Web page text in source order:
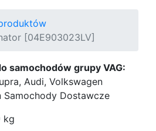
[04E903023LV]
samochodów grupy VAG:
Audi, Volkswagen
Samochody Dostawcze
kg